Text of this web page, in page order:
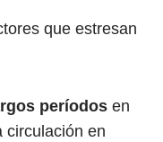
que estresan
períodos en
circulación en